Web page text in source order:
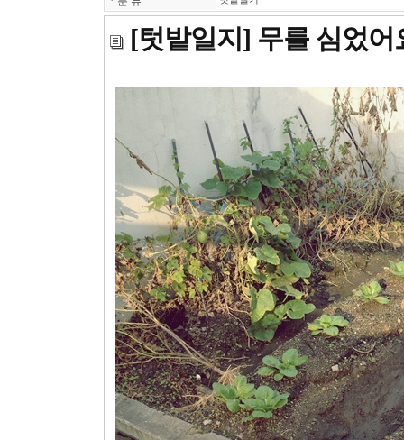
[텃밭일지] 무를 심었어